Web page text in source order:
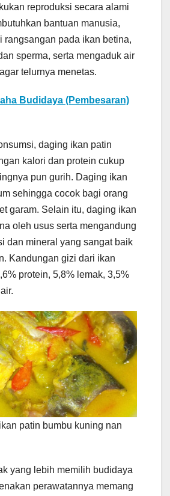
reproduksi secara alami
bantuan manusia,
rangsangan pada ikan betina,
sperma, serta mengaduk air
telurnya menetas.
Budidaya (Pembesaran)
daging ikan patin
kalori dan protein cukup
pun gurih. Daging ikan
sehingga cocok bagi orang
garam. Selain itu, daging ikan
oleh usus serta mengandung
dan mineral yang sangat baik
Kandungan gizi dari ikan
protein, 5,8% lemak, 3,5%
patin bumbu kuning nan
yang lebih memilih budidaya
perawatannya memang